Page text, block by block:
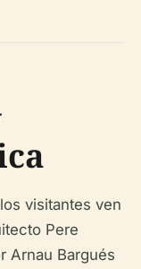
visitantes ven
Pere
Arnau Bargués